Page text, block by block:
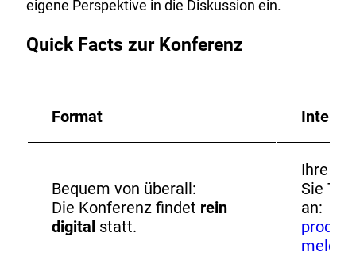
eigene Perspektive in die Diskussion ein.
Quick Facts zur Konferenz
Format
Bequem von überall:
Die Konferenz findet rein
digital statt.
Ihre
Sie
an: